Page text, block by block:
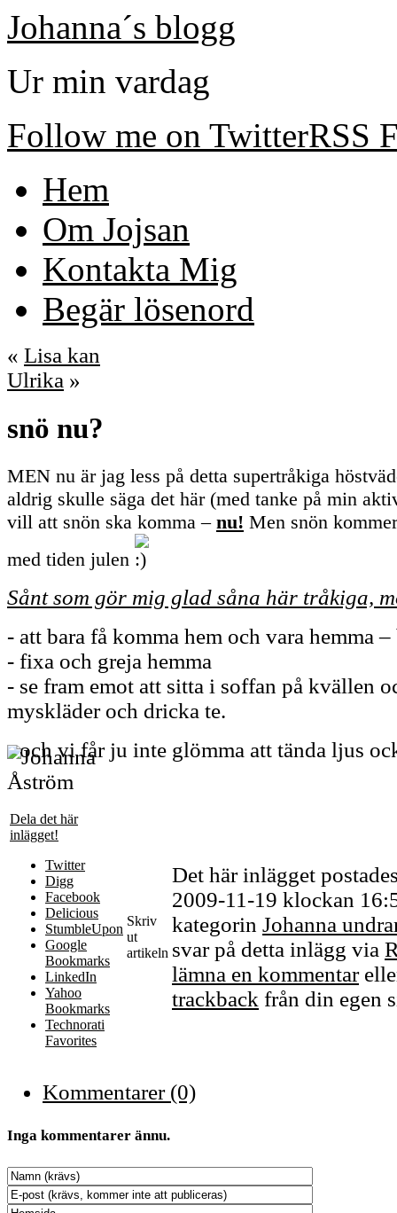
Johanna´s blogg
Ur min vardag
Follow me on TwitterRSS
Hem
Om Jojsan
Kontakta Mig
Begär lösenord
« Lisa kan
Ulrika »
snö nu?
MEN nu är jag less på detta supertråkiga
aldrig skulle säga det här (med tanke på min
vill att snön ska komma – nu! Men snön
med tiden julen
Sånt som gör mig glad såna här tråkiga,
- att bara få komma hem och vara hemma –
- fixa och greja hemma
- se fram emot att sitta i soffan på kvällen
myskläder och dricka te.
- och vi får ju inte glömma att tända ljus
Dela det här
inlägget!
Twitter
Digg
Facebook
Delicious
StumbleUpon
Google
Bookmarks
LinkedIn
Yahoo
Bookmarks
Technorati
Favorites
Skriv
ut
artikeln
Det här inlägget
2009-11-19 klockan
kategorin Johanna
svar på detta inlägg via
lämna en kommentar
trackback från din egen
Kommentarer (0)
Inga kommentarer ännu.